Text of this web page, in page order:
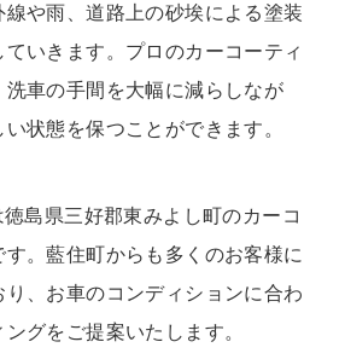
や雨、道路上の砂埃による塗装
いきます。プロのカーコーティ
洗車の手間を大幅に減らしなが
状態を保つことができます。
島県三好郡東みよし町のカーコ
。藍住町からも多くのお客様に
り、お車のコンディションに合わ
グをご提案いたします。